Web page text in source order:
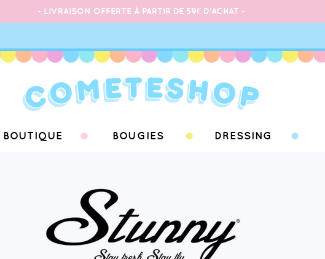
- LIVRAISON OFFERTE À PARTIR DE 59€ D'ACHAT -
BOUTIQUE BOUGIES DRESSING